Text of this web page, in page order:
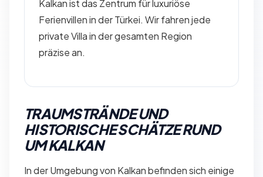
Kalkan ist das Zentrum für luxuriöse
Ferienvillen in der Türkei. Wir fahren jede
private Villa in der gesamten Region
präzise an.
TRAUMSTRÄNDE UND
HISTORISCHE SCHÄTZE RUND
UM KALKAN
In der Umgebung von Kalkan befinden sich einige